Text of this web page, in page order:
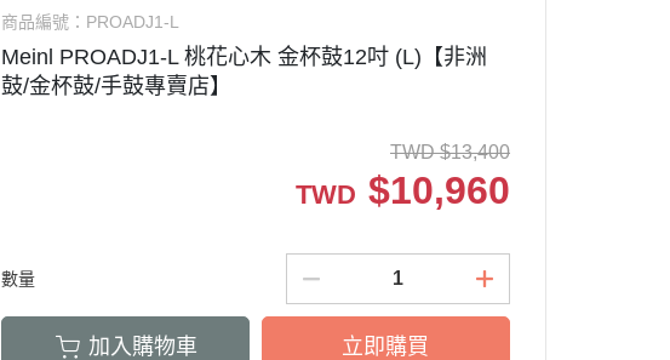
商品編號： PROADJ1-L
Meinl PROADJ1-L 桃花心木 金杯鼓12吋 (L)【非洲
鼓/金杯鼓/手鼓專賣店】
TWD $13,400
TWD $10,960
數量
加入購物車 立即購買